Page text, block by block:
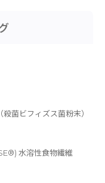
菌ビフィズス菌粉末）
水溶性食物繊維